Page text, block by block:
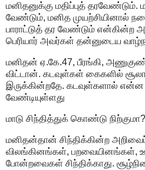
மனிதனுக்கு மதிப்புத்
வேண்டும், மனித முயற்சியினால்
பாராட்டுத் தர வேண்டும் என்கின்ற
பெரியார் அவர்கள் தன்னுடைய
மனிதன் ஏ.கே.47, பீரங்கி,
விட்டான். கடவுள்கள் கைகளில்
இருக்கின்றதே. கடவுள்களால் என்ன
வேண்டியுள்ளது
மாடு சிந்தித்துக் கொண்டு நிற்குமா?
மனிதன்தான் சிந்திக்கின்ற
விலங்கினங்கள், பறவையினங்கள்,
போன்றவைகள் சிந்திக்காது.